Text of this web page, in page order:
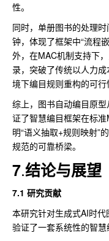
性。
同时，单册图书的处理
钟，体现了框架中“流程
外，在MAC机制支持下
录，突破了传统以人力
境下编目规则重构的可行
综上，图书自动编目原
证了智慧编目框架在标
明“语义抽取+规则映射”
规范的可靠桥梁。
7.结论与展望
7.1 研究贡献
本研究针对生成式AI时
验证了一套系统性的智慧